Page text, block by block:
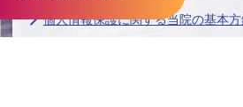
個人情報保護に関する当院の基本